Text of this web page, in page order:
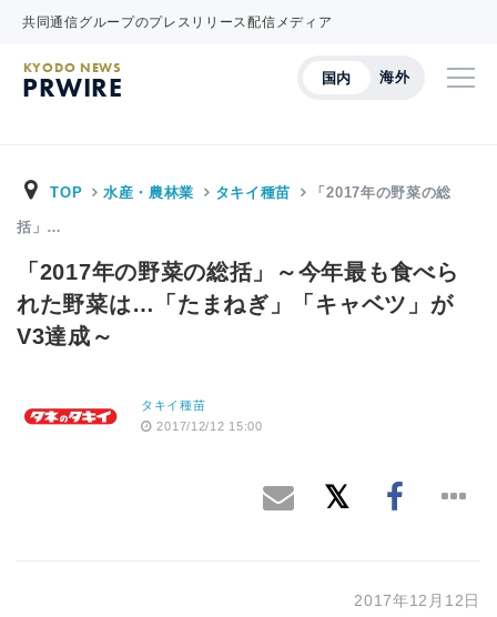
共同通信グループのプレスリリース配信メディア
国内 海外
KYODO NEWS
PRWIRE
TOP 水産・農林業 タキイ種苗 「2017年の野菜の総
括」…
「2017年の野菜の総括」～今年最も食べら
れた野菜は…「たまねぎ」「キャベツ」が
V3達成～
タキイ種苗
2017/12/12 15:00
2017年12月12日